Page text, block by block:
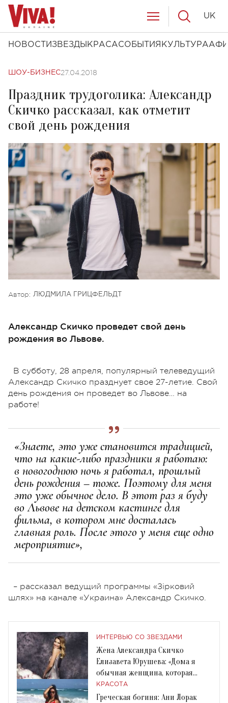
НОВОСТИ ЗВЕЗДЫ КРАСАСОБЫТИЯ КУЛЬТУРА
UK
ШОУ-БИЗНЕС27.04.2018
Праздник трудоголика: Александр
Скичко рассказал, как отметит
свой день рождения
Автор: ЛЮДМИЛА ГРИЦФЕЛЬДТ
Александр Скичко проведет свой день
рождения во Львове.
В субботу, 28 апреля, популярный телеведущий
Александр Скичко празднует свое 27-летие. Свой
день рождения он проведет во Львове… на
работе!
«Знаете, это уже становится традицией,
что на какие-либо праздники я работаю:
в новогоднюю ночь я работал, прошлый
день рождения – тоже. Поэтому для меня
это уже обычное дело. В этот раз я буду
во Львове на детском кастинге для
фильма, в котором мне досталась
главная роль. После этого у меня еще одно
мероприятие»,
– рассказал ведущий программы «Зірковий
шлях» на канале «Украина» Александр Скичко.
ИНТЕРВЬЮ СО ЗВЕЗДАМИ
Жена Александра Скичко
Елизавета Юрушева: «Дома я
обычная женщина, которая
восхищается своим мужем»
КРАСОТА
Греческая богиня: Ани Лорак